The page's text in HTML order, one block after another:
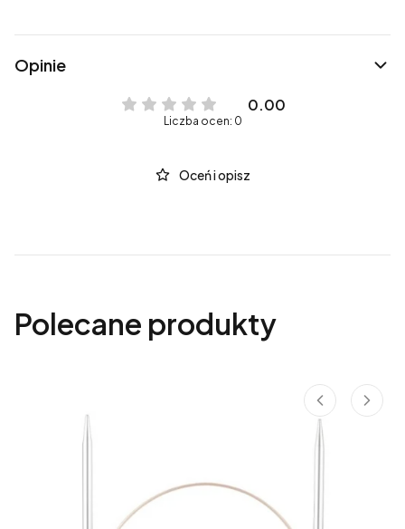
Opinie
0.00
Liczba ocen: 0
Oceń i opisz
Polecane produkty